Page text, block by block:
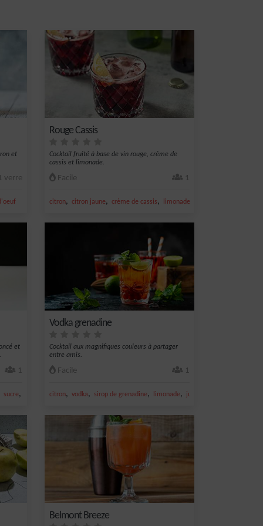
et
verre
Rouge Cassis
Cocktail fruité à base de vin rouge, crème de
cassis et limonade.
Facile 1
citron, citron jaune, crème de cassis, limonade
et
1
sucre,
Vodka grenadine
Cocktail aux magnifiques couleurs à partager
entre amis.
Facile 1
citron, vodka, sirop de grenadine, limonade, jus de citron
Belmont Breeze